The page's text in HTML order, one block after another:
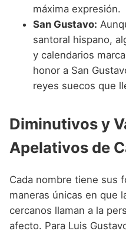
máxima expresión.
San Gustavo:
santoral hispano,
y calendarios
honor a San
reyes suecos que
Diminutivos y
Apelativos de
Cada nombre tiene sus
maneras únicas en que
cercanos llaman a la
afecto. Para Luis